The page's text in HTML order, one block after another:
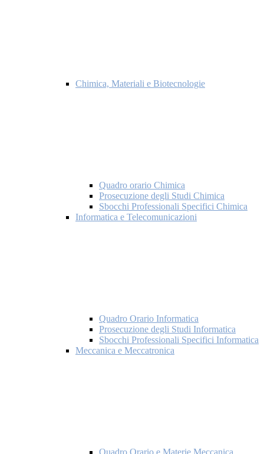
Chimica, Materiali e Biotecnologie
Quadro orario Chimica
Prosecuzione degli Studi Chimica
Sbocchi Professionali Specifici Chimica
Informatica e Telecomunicazioni
Quadro Orario Informatica
Prosecuzione degli Studi Informatica
Sbocchi Professionali Specifici Informatica
Meccanica e Meccatronica